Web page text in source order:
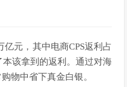
元，其中电商CPS返利占
该拿到的返利。通过对海
物中省下真金白银。